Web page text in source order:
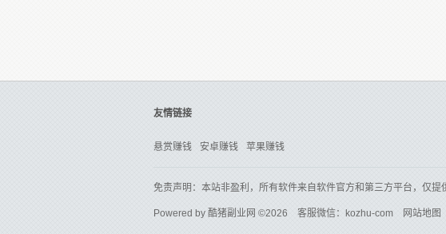
友情链接
悬赏赚钱 安卓赚钱 苹果赚钱
免责声明：本站非盈利，所有软件来自软件官方和第三方平台，仅
Powered by 酷猪副业网 ©2026 客服微信：kozhu-com 网站地图